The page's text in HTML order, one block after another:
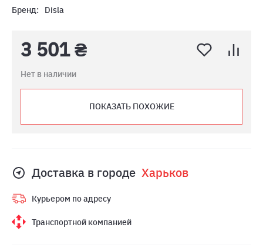
Бренд: Disla
3 501 ₴
Нет в наличии
ПОКАЗАТЬ ПОХОЖИЕ
Доставка в городе Харьков
Курьером по адресу
Транспортной компанией